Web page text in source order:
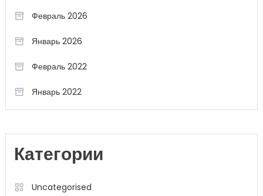
Февраль 2026
Январь 2026
Февраль 2022
Январь 2022
Категории
Uncategorised